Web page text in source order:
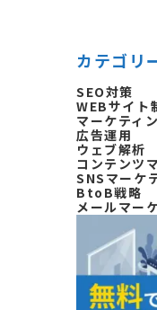
カテゴリ
SEO対策
WEBサイト
マーケティ
広告運用
ウェブ解析
コンテンツ
SNSマーケ
BtoB戦略
メールマー